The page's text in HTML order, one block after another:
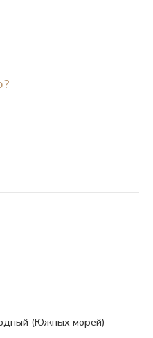
(Южных морей)